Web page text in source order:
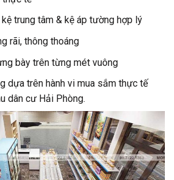
trung tâm & kệ áp tường hợp lý
rãi, thông thoáng
bày trên từng mét vuông
dựa trên hành vi mua sắm thực tế
dân cư Hải Phòng.